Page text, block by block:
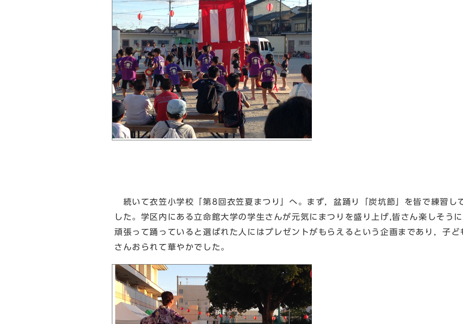
続いて衣笠小学校「第8回衣笠夏まつり」へ。まず，盆踊り「炭坑節」を皆で練習し
した。学区内にある立命館大学の学生さんが元気にまつりを盛り上げ,皆さん楽しそう
頑張って踊っていると選ばれた人にはプレゼントがもらえるという企画まであり，子ど
さんおられて華やかでした。